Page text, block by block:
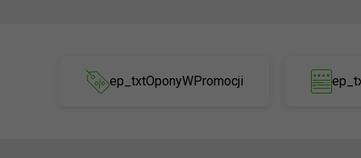
ep_txtOponyWPromocji